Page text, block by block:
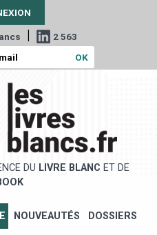
| 2 563
DU LIVRE BLANC ET DE
NOUVEAUTÉS DOSSIERS